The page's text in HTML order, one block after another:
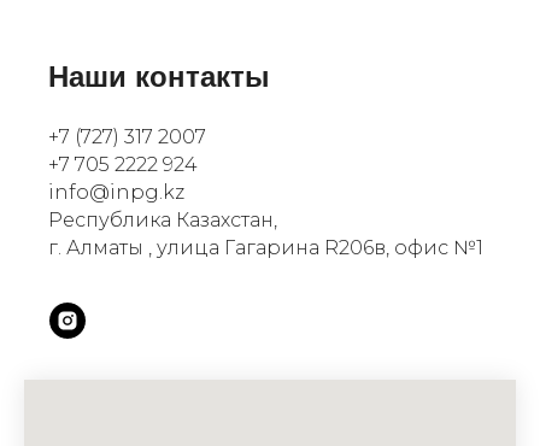
Наши контакты
+7 (727) 317 2007
+7 705 2222 924
info@inpg.kz
Республика Казахстан,
г. Алматы , улица Гагарина R206в, офис №1